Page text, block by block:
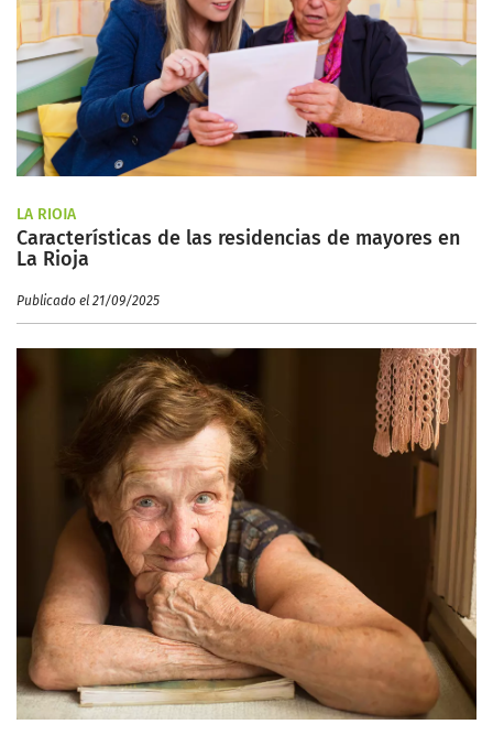
LA RIOJA
Características de las residencias de mayores en
La Rioja
Publicado el 21/09/2025